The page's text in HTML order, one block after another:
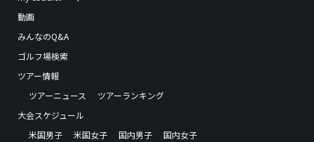
動画
みんなのQ&A
ゴルフ場検索
ツアー情報
ツアーニュース
ツアーランキング
大会スケジュール
米国男子
米国女子 国内男子
国内女子